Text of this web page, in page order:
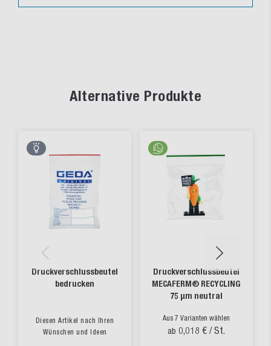
Alternative Produkte
Druckverschlussbeutel
bedrucken
Diesen Artikel nach Ihren
Wünschen und Ideen
Druckverschlussbeutel
MECAFERM® RECYCLING
75 µm neutral
Aus 7 Varianten wählen
ab 0,018 € / St.